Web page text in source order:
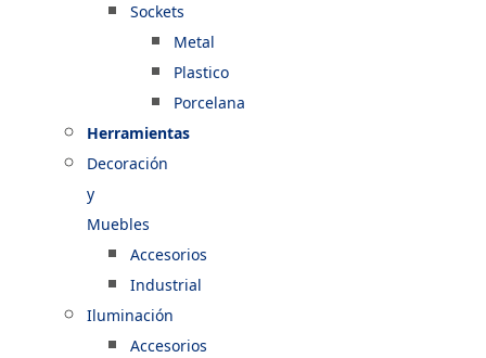
Sockets
Metal
Plastico
Porcelana
Herramientas
Decoración
y
Muebles
Accesorios
Industrial
Iluminación
Accesorios